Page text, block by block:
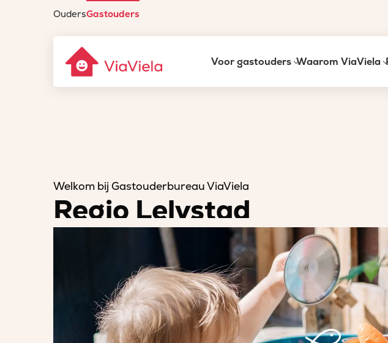
OudersGastouders
Gastouderbureau
ViaViela
Voor gastouders Waarom ViaViela
Welkom bij Gastouderbureau ViaViela
Regio Lelystad